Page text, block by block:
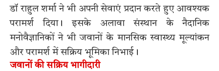
डॉ राहुल शर्मा ने भी अपनी सेवाएं प्रदान करते हुए आवश्यक
परामर्श दिया। इसके अलावा संस्थान के नैदानिक
मनोवैज्ञानिकों ने भी जवानों के मानसिक स्वास्थ्य मूल्यांकन
और परामर्श में सक्रिय भूमिका निभाई।
जवानों की सक्रिय भागीदारी